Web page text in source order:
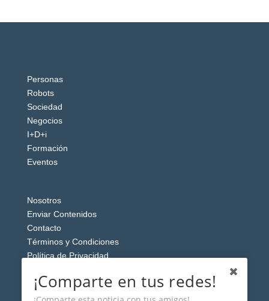
Personas
Robots
Sociedad
Negocios
I+D+i
Formación
Eventos
Nosotros
Enviar Contenidos
Contacto
Términos y Condiciones
Política de Privacidad
¡Comparte en tus redes!